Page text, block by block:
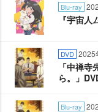
Blu-ray
『宇宙
DVD 2025
「中禅
ら。」
Blu-ray